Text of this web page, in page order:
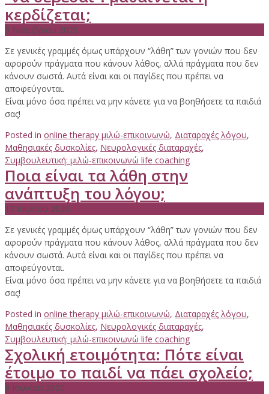
κερδίζεται;
3 Νοεμβρίου 2020
Σε γενικές γραμμές όμως υπάρχουν “λάθη” των γονιών που δεν
αφορούν πράγματα που κάνουν λάθος, αλλά πράγματα που δεν
κάνουν σωστά. Αυτά είναι και οι παγίδες που πρέπει να
αποφεύγονται.
Είναι μόνο όσα πρέπει να μην κάνετε για να βοηθήσετε τα παιδιά
σας!
Posted in online therapy μιλώ-επικοινωνώ, Διαταραχές λόγου,
Μαθησιακές δυσκολίες, Νευρολογικές διαταραχές,
Συμβουλευτική: μιλώ-επικοινωνώ life coaching
Ποια είναι τα λάθη στην
ανάπτυξη του λόγου;
17 Ιουλίου 2020
Σε γενικές γραμμές όμως υπάρχουν “λάθη” των γονιών που δεν
αφορούν πράγματα που κάνουν λάθος, αλλά πράγματα που δεν
κάνουν σωστά. Αυτά είναι και οι παγίδες που πρέπει να
αποφεύγονται.
Είναι μόνο όσα πρέπει να μην κάνετε για να βοηθήσετε τα παιδιά
σας!
Posted in online therapy μιλώ-επικοινωνώ, Διαταραχές λόγου,
Μαθησιακές δυσκολίες, Νευρολογικές διαταραχές,
Συμβουλευτική: μιλώ-επικοινωνώ life coaching
Σχολική ετοιμότητα: Πότε είναι
έτοιμο το παιδί να πάει σχολείο;
9 Ιουνίου 2020